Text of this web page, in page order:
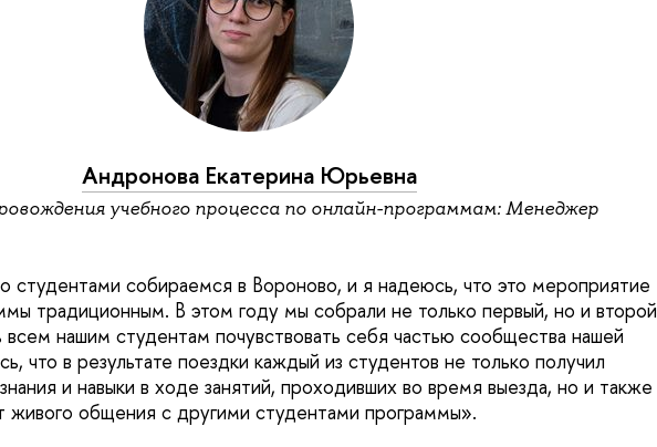
Андронова Екатерина Юрьевна
учебного процесса по онлайн-программам: Менеджер
студентами собираемся в Вороново, и я надеюсь, что это мероприятие
традиционным. В этом году мы собрали не только первый, но и второй
нашим студентам почувствовать себя частью сообщества нашей
что в результате поездки каждый из студентов не только получил
и навыки в ходе занятий, проходивших во время выезда, но и также
общения с другими студентами программы».